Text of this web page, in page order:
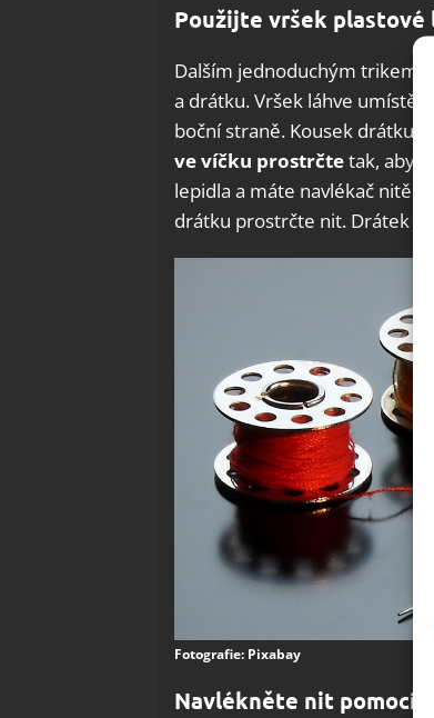
Použijte vršek plastové
Dalším jednoduchým trikem
a drátku. Vršek láhve
boční straně. Kousek drátku
ve víčku prostrčtetak, aby
lepidla a máte navlékač nitě
drátku prostrčte nit. Drátek s
Fotografie: Pixabay
Navlékněte nit pomocí